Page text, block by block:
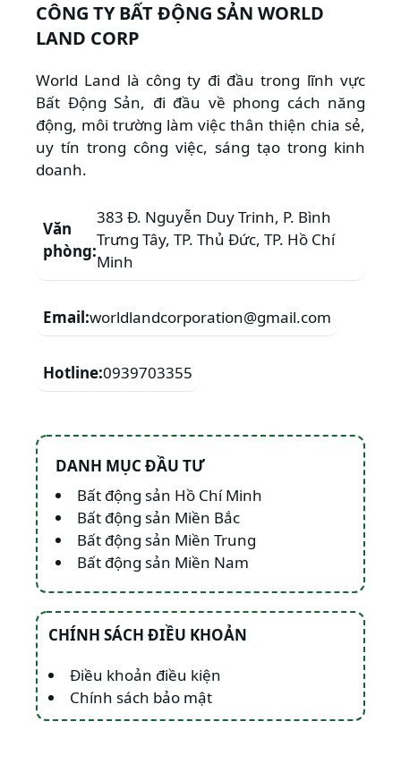
CÔNG TY BẤT ĐỘNG SẢN WORLD
LAND CORP
World Land là công ty đi đầu trong lĩnh vực
Bất Động Sản, đi đầu về phong cách năng
động, môi trường làm việc thân thiện chia sẻ,
uy tín trong công việc, sáng tạo trong kinh
doanh.
Văn
phòng:
383 Đ. Nguyễn Duy Trinh, P. Bình
Trưng Tây, TP. Thủ Đức, TP. Hồ Chí
Minh
Email:worldlandcorporation@gmail.com
Hotline:0939703355
DANH MỤC ĐẦU TƯ
Bất động sản Hồ Chí Minh
Bất động sản Miền Bắc
Bất động sản Miền Trung
Bất động sản Miền Nam
CHÍNH SÁCH ĐIỀU KHOẢN
Điều khoản điều kiện
Chính sách bảo mật